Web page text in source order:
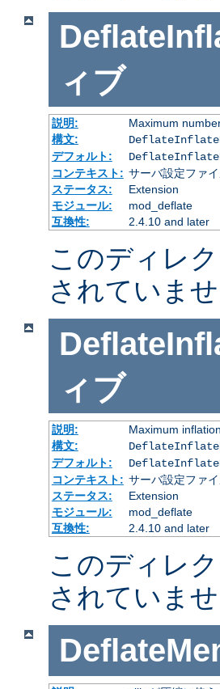
ィブ
説明:
Maximum
構文:
デフォルト:
コンテキスト: サーバ設定ファ
ステータス:
Extension
モジュール:
mod_deflate
互換性:
2.4.10 and later
このディレ
されていま
ィブ
説明:
Maximum
構文:
デフォルト:
コンテキスト: サーバ設定ファ
ステータス:
Extension
モジュール:
mod_deflate
互換性:
2.4.10 and later
このディレ
されていま